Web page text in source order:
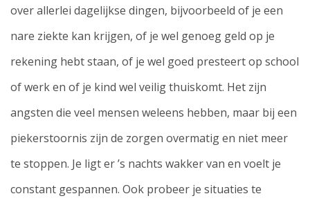
over allerlei dagelijkse dingen, bijvoorbeeld of je een
nare ziekte kan krijgen, of je wel genoeg geld op je
rekening hebt staan, of je wel goed presteert op school
of werk en of je kind wel veilig thuiskomt. Het zijn
angsten die veel mensen weleens hebben, maar bij een
piekerstoornis zijn de zorgen overmatig en niet meer
te stoppen. Je ligt er ’s nachts wakker van en voelt je
constant gespannen. Ook probeer je situaties te